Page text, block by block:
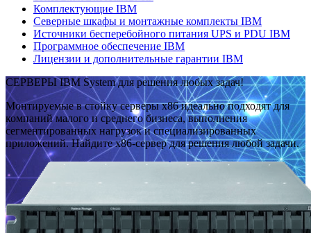
Комплектующие IBM
Северные шкафы и монтажные комплекты IBM
Источники бесперебойного питания UPS и PDU IBM
Программное обеспечение IBM
Лицензии и дополнительные гарантии IBM
СЕРВЕРЫ IBM System для решения любых задач!
Монтируемые в стойку серверы x86 идеально подходят для
компаний малого и среднего бизнеса, выполнения
сегментированных нагрузок и специализированных
приложений. Найдите x86-сервер для решения любой задачи.